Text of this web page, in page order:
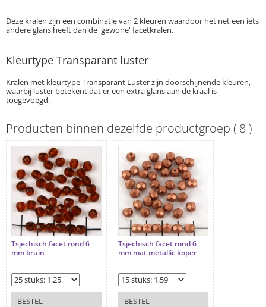
Deze kralen zijn een combinatie van 2 kleuren waardoor het net een iets
andere glans heeft dan de 'gewone' facetkralen.
Kleurtype Transparant luster
Kralen met kleurtype Transparant Luster zijn doorschijnende kleuren,
waarbij luster betekent dat er een extra glans aan de kraal is
toegevoegd.
Producten binnen dezelfde productgroep ( 8 )
Tsjechisch facet rond 6
mm bruin
BESTEL
Tsjechisch facet rond 6
mm mat metallic koper
BESTEL